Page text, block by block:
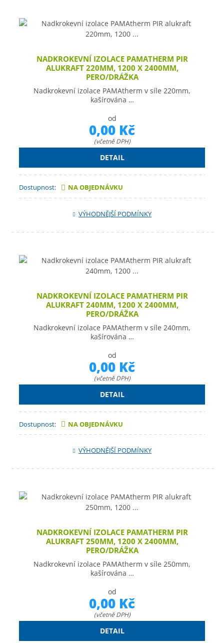
NADKROKEVNÍ IZOLACE PAMATHERM PIR
ALUKRAFT 220MM, 1200 X 2400MM,
PERO/DRÁŽKA
Nadkrokevní izolace PAMAtherm v síle 220mm,
kašírována …
od
0,00 Kč
(včetně DPH)
DETAIL
Dostupnost: NA OBJEDNÁVKU
VÝHODNĚJŠÍ PODMÍNKY
NADKROKEVNÍ IZOLACE PAMATHERM PIR
ALUKRAFT 240MM, 1200 X 2400MM,
PERO/DRÁŽKA
Nadkrokevní izolace PAMAtherm v síle 240mm,
kašírována …
od
0,00 Kč
(včetně DPH)
DETAIL
Dostupnost: NA OBJEDNÁVKU
VÝHODNĚJŠÍ PODMÍNKY
NADKROKEVNÍ IZOLACE PAMATHERM PIR
ALUKRAFT 250MM, 1200 X 2400MM,
PERO/DRÁŽKA
Nadkrokevní izolace PAMAtherm v síle 250mm,
kašírována …
od
0,00 Kč
(včetně DPH)
DETAIL